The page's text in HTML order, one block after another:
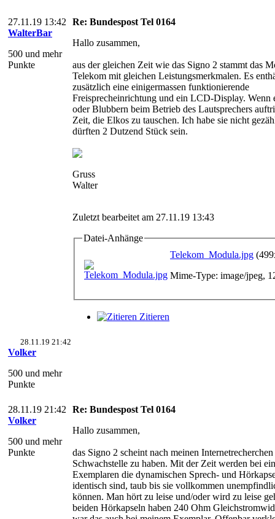
27.11.19 13:42
WalterBar
500 und mehr
Punkte
Re: Bundespost Tel 0164
Hallo zusammen,
aus der gleichen Zeit wie das Signo 2 stammt das
Telekom mit gleichen Leistungsmerkmalen. Es
zusätzlich eine einigermassen funktionierende
Freisprecheinrichtung und ein LCD-Display. Wenn
oder Blubbern beim Betrieb des Lautsprechers
Zeit, die Elkos zu tauschen. Ich habe sie nicht
dürften 2 Dutzend Stück sein.
Gruss
Walter
Zuletzt bearbeitet am 27.11.19 13:43
Datei-Anhänge
Telekom_Modula.jpg
Mime-Type: image/jpeg,
Zitieren
28.11.19 21:42
Volker
500 und mehr
Punkte
28.11.19 21:42
Volker
500 und mehr
Punkte
Re: Bundespost Tel 0164
Hallo zusammen,
das Signo 2 scheint nach meinen Internetrecherchen
Schwachstelle zu haben. Mit der Zeit werden bei
Exemplaren die dynamischen Sprech- und
identisch sind, taub bis sie vollkommen
können. Man hört zu leise und/oder wird zu leise
beiden Hörkapseln haben 240 Ohm